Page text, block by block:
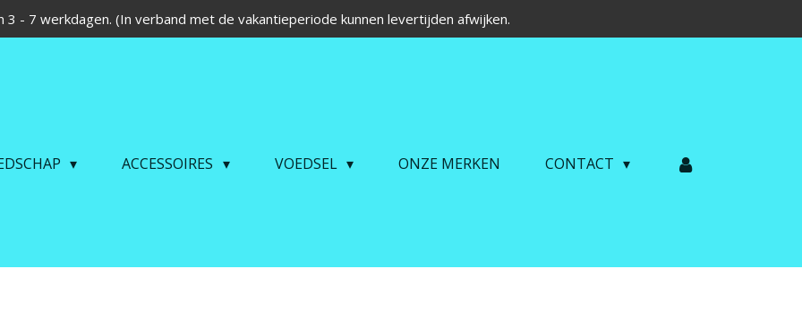
3 - 7 werkdagen. (In verband met de vakantieperiode kunnen levertijden afwijken.
ACCESSOIRES VOEDSEL ONZE MERKEN CONTACT